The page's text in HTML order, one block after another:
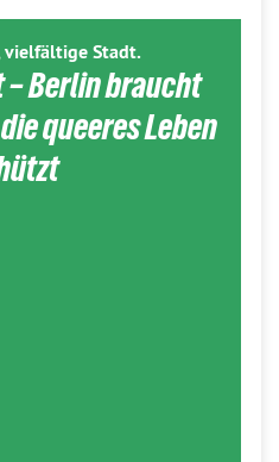
vielfältige Stadt.
Berlin braucht
queeres Leben